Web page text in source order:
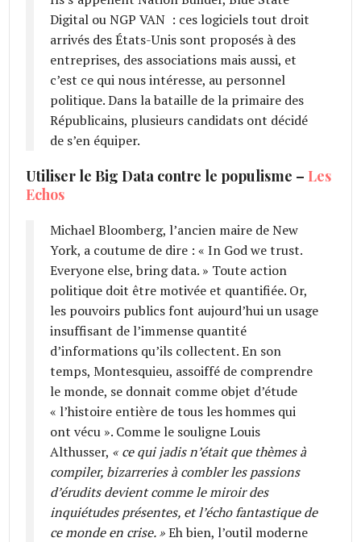
Digital ou NGP VAN : ces logiciels tout droit
arrivés des États-Unis sont proposés à des
entreprises, des associations mais aussi, et
c’est ce qui nous intéresse, au personnel
politique. Dans la bataille de la primaire des
Républicains, plusieurs candidats ont décidé
de s’en équiper.
Utiliser le Big Data contre le populisme – Les
Echos
Michael Bloomberg, l’ancien maire de New
York, a coutume de dire : « In God we trust.
Everyone else, bring data. » Toute action
politique doit être motivée et quantifiée. Or,
les pouvoirs publics font aujourd’hui un usage
insuffisant de l’immense quantité
d’informations qu’ils collectent. En son
temps, Montesquieu, assoiffé de comprendre
le monde, se donnait comme objet d’étude
« l’histoire entière de tous les hommes qui
ont vécu ». Comme le souligne Louis
Althusser, « ce qui jadis n’était que thèmes à
compiler, bizarreries à combler les passions
d’érudits devient comme le miroir des
inquiétudes présentes, et l’écho fantastique de
ce monde en crise. »Eh bien, l’outil moderne